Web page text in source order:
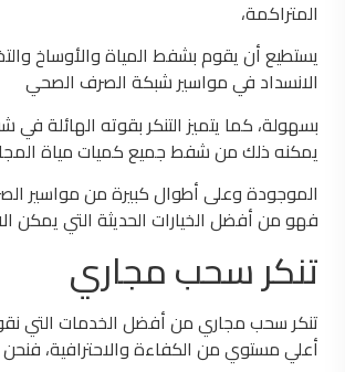
المتراكمة،
يستطيع أن يقوم بشفط المياة والأوساخ
الانسداد في مواسير شبكة الصرف الصحي
بسهولة، كما يتميز التنكر بقوته الهائلة في
يمكنه ذلك من شفط جميع كميات مياة
الموجودة وعلى أطوال كبيرة من مواسير الصرف
فهو من أفضل الخيارات الحديثة التي يمكن
تنكر سحب مجاري
تنكر سحب مجاري من أفضل الخدمات التي
أعلي مستوي من الكفاءة والاحترافية، فنحن